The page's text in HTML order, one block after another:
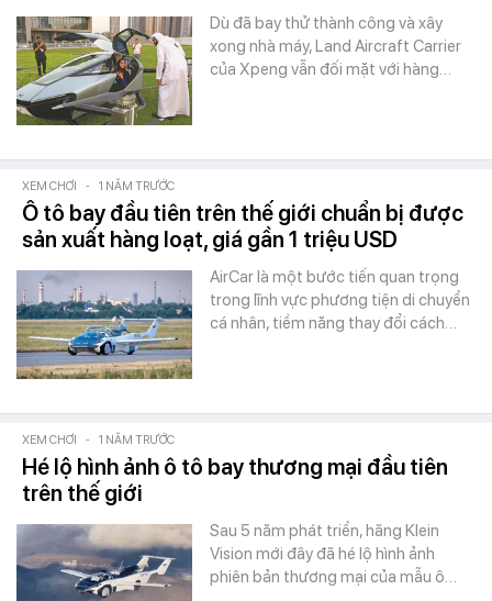
Dù đã bay thử thành công và xây
xong nhà máy, Land Aircraft Carrier
của Xpeng vẫn đối mặt với hàng…
XEM CHƠI - 1 NĂM TRƯỚC
Ô tô bay đầu tiên trên thế giới chuẩn bị được
sản xuất hàng loạt, giá gần 1 triệu USD
AirCar là một bước tiến quan trọng
trong lĩnh vực phương tiện di chuyển
cá nhân, tiềm năng thay đổi cách…
XEM CHƠI - 1 NĂM TRƯỚC
Hé lộ hình ảnh ô tô bay thương mại đầu tiên
trên thế giới
Sau 5 năm phát triển, hãng Klein
Vision mới đây đã hé lộ hình ảnh
phiên bản thương mại của mẫu ô…